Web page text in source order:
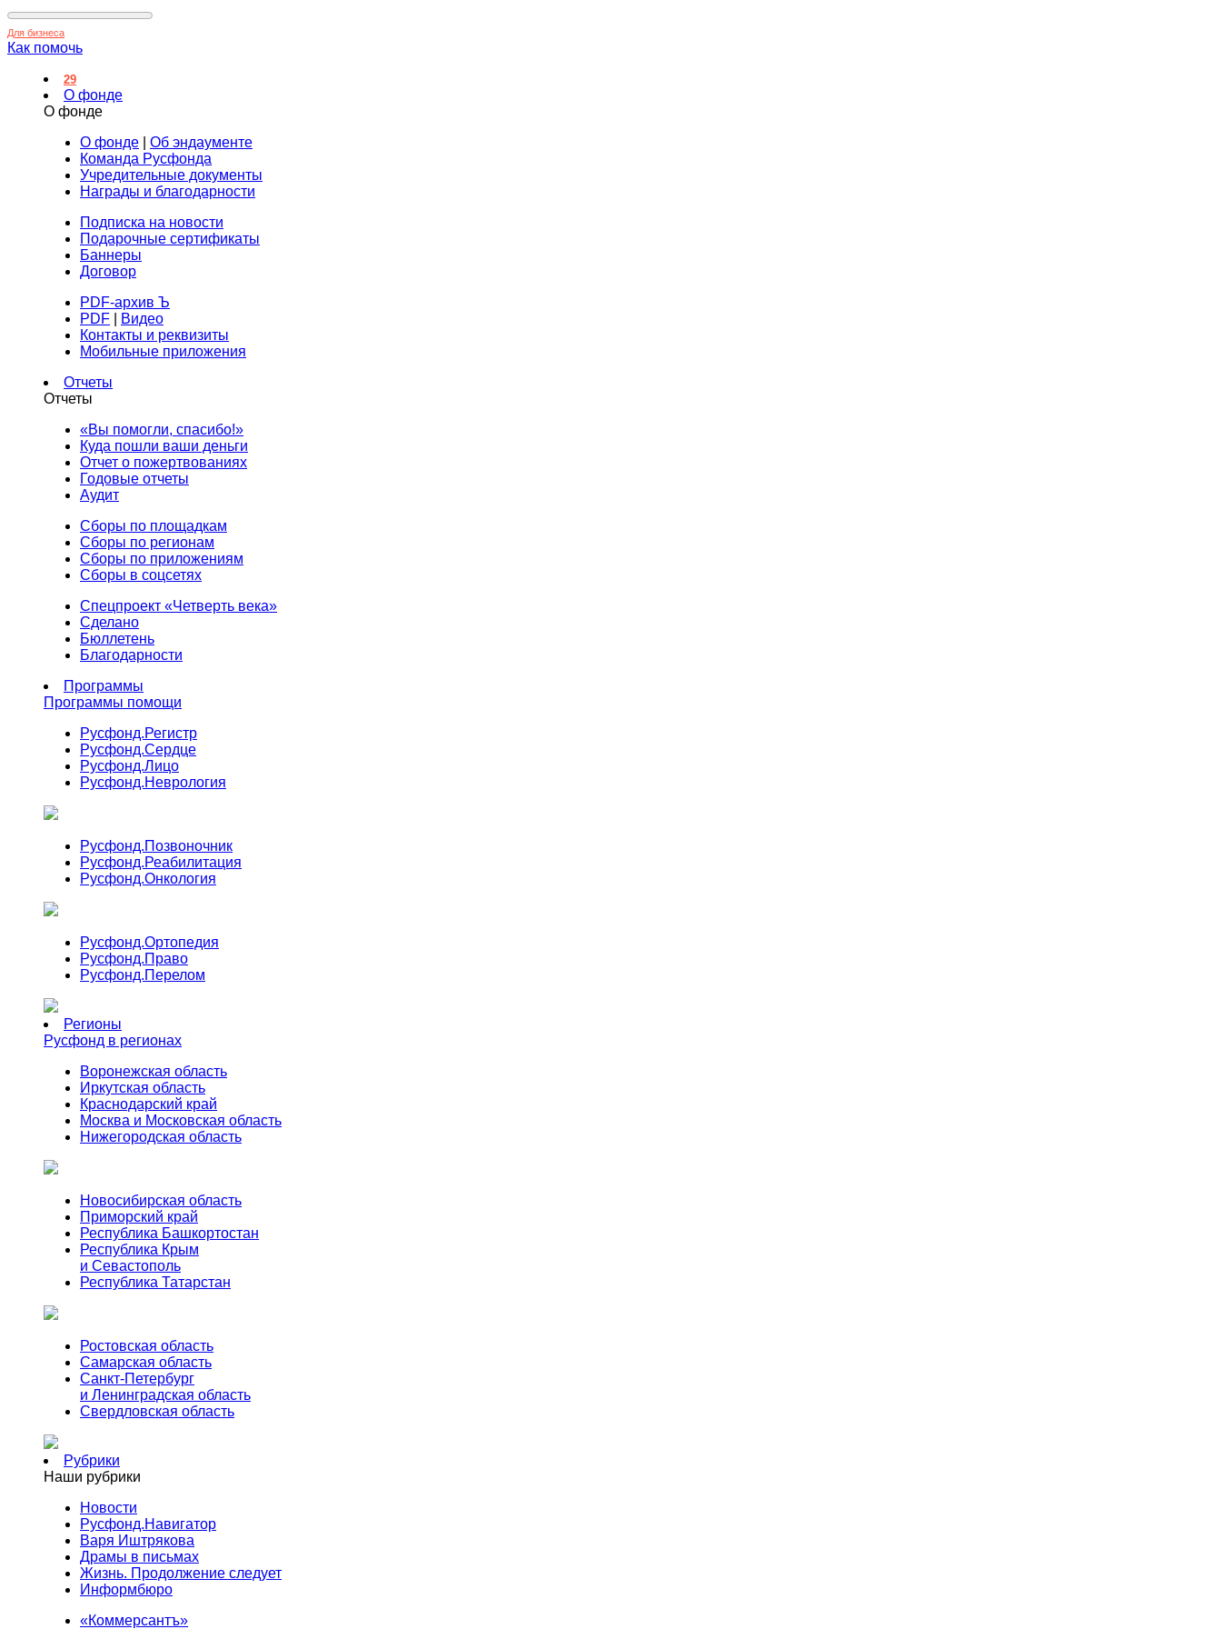
Для бизнеса
Как помочь
29
О фонде
О фонде
О фонде
Об эндаументе
Команда Русфонда
Учредительные документы
Награды и благодарности
Подписка на новости
Подарочные сертификаты
Баннеры
Договор
PDF-архив Ъ
PDF
Видео
Контакты и реквизиты
Мобильные приложения
Отчеты
Отчеты
«Вы помогли, спасибо!»
Куда пошли ваши деньги
Отчет о пожертвованиях
Годовые отчеты
Аудит
Сборы по площадкам
Сборы по регионам
Сборы по приложениям
Сборы в соцсетях
Спецпроект «Четверть века»
Сделано
Бюллетень
Благодарности
Программы
Программы помощи
Русфонд.Регистр
Русфонд.Сердце
Русфонд.Лицо
Русфонд.Неврология
Русфонд.Позвоночник
Русфонд.Реабилитация
Русфонд.Онкология
Русфонд.Ортопедия
Русфонд.Право
Русфонд.Перелом
Регионы
Русфонд в регионах
Воронежская область
Иркутская область
Краснодарский край
Москва и Московская область
Нижегородская область
Новосибирская область
Приморский край
Республика Башкортостан
Республика Крым
и Севастополь
Республика Татарстан
Ростовская область
Самарская область
Санкт-Петербург
и Ленинградская область
Свердловская область
Рубрики
Наши рубрики
Новости
Русфонд.Навигатор
Варя Иштрякова
Драмы в письмах
Жизнь. Продолжение следует
Информбюро
«Коммерсантъ»